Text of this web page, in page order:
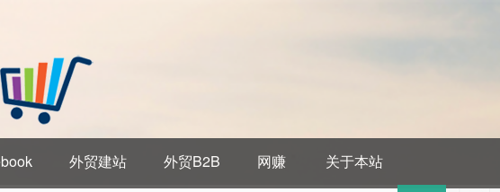
外贸建站 外贸B2B 网赚 关于本站